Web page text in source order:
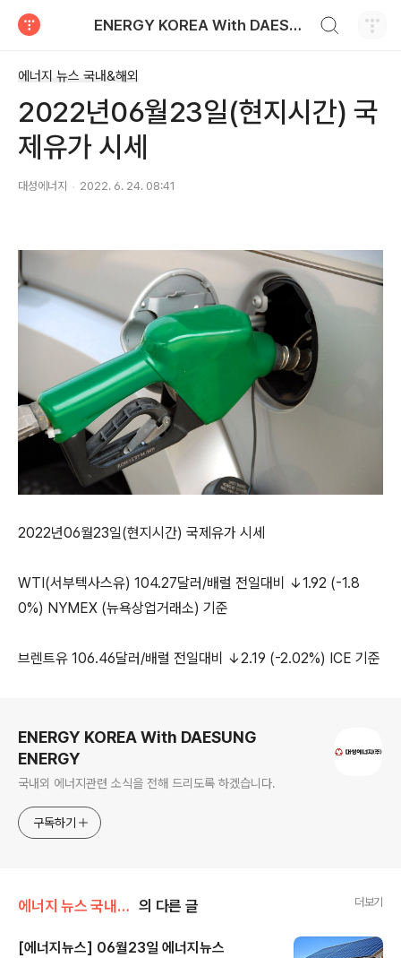
ENERGY KOREA With DAESUNG ENERGY
에너지 뉴스 국내&해외
2022년06월23일(현지시간) 국
제유가 시세
대성에너지 2022. 6. 24. 08:41
2022년06월23일(현지시간) 국제유가 시세
WTI(서부텍사스유) 104.27달러/배럴 전일대비 ↓1.92 (-1.8
0%) NYMEX (뉴욕상업거래소) 기준
브렌트유 106.46달러/배럴 전일대비 ↓2.19 (-2.02%) ICE 기준
ENERGY KOREA With DAESUNG
ENERGY
국내외 에너지관련 소식을 전해 드리도록 하겠습니다.
구독하기
에너지 뉴스 국내&해외 의 다른 글 더보기
[에너지뉴스] 06월23일 에너지뉴스